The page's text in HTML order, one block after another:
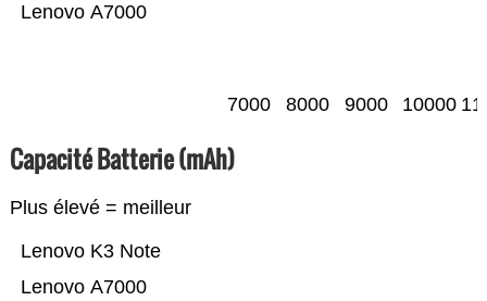
Lenovo A7000
7000 8000 9000 10000
Capacité Batterie (mAh)
Plus élevé = meilleur
Lenovo A7000
Lenovo K3 Note